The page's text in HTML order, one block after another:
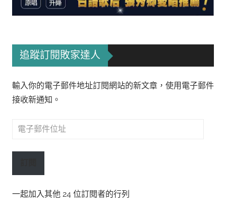
追蹤訂閱敗家達人
輸入你的電子郵件地址訂閱網站的新文章，使用電子郵件
接收新通知。
電
郵
址
一起加入其他 24 位訂閱者的行列